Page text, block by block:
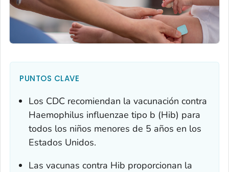
PUNTOS CLAVE
Los CDC recomiendan la vacunación contra
Haemophilus influenzae tipo b (Hib) para
todos los niños menores de 5 años en los
Estados Unidos.
Las vacunas contra Hib proporcionan la